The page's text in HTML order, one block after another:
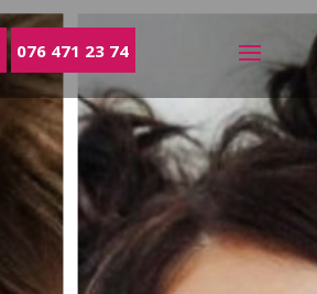
076 471 23 74